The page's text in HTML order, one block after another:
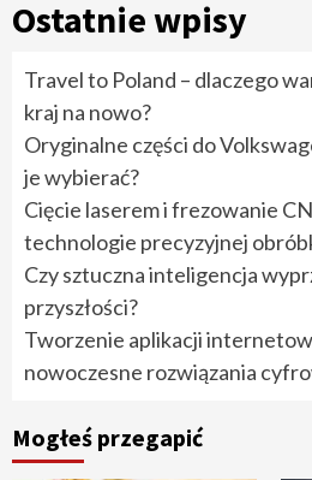
Ostatnie wpisy
Travel to Poland – dlaczego
kraj na nowo?
Oryginalne części do
je wybierać?
Cięcie laserem i frezowanie
technologie precyzyjnej
Czy sztuczna inteligencja
przyszłości?
Tworzenie aplikacji
nowoczesne rozwiązania
Mogłeś przegapić